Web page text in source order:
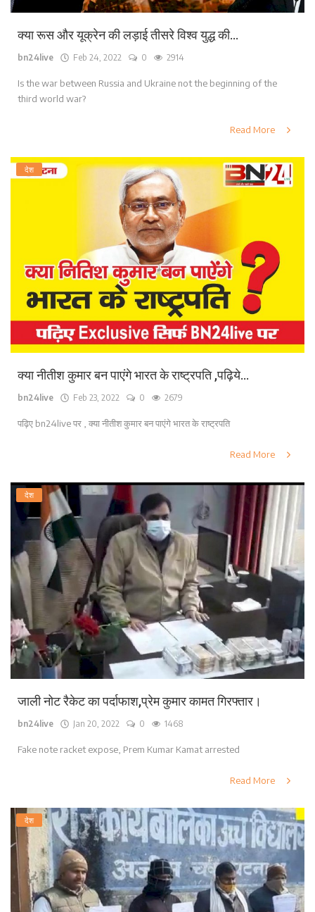
क्या रूस और यूक्रेन की लड़ाई तीसरे विश्व युद्ध की...
bn24live Feb 24, 2022 0 2914
Is the war between Russia and Ukraine not the beginning of the
third world war?
Read More
देश
क्या नीतीश कुमार बन पाएंगे भारत के राष्ट्रपति ,पढ़िये...
bn24live Feb 23, 2022 0 2679
पढ़िए bn24live पर , क्या नीतीश कुमार बन पाएंगे भारत के राष्ट्रपति
Read More
देश
जाली नोट रैकेट का पर्दाफाश,प्रेम कुमार कामत गिरफ्तार।
bn24live Jan 20, 2022 0 1468
Fake note racket expose, Prem Kumar Kamat arrested
Read More
देश